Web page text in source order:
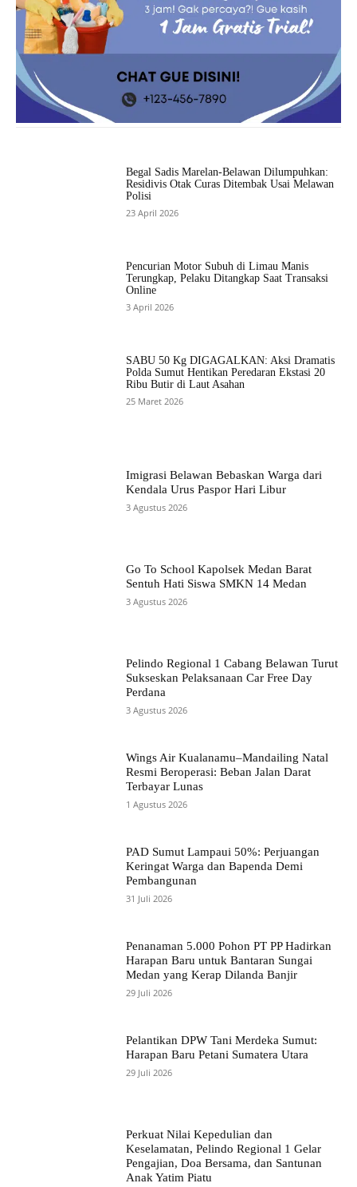
Begal Sadis Marelan-Belawan Dilumpuhkan:
Residivis Otak Curas Ditembak Usai Melawan
Polisi
23 April 2026
Pencurian Motor Subuh di Limau Manis
Terungkap, Pelaku Ditangkap Saat Transaksi
Online
3 April 2026
SABU 50 Kg DIGAGALKAN: Aksi Dramatis
Polda Sumut Hentikan Peredaran Ekstasi 20
Ribu Butir di Laut Asahan
25 Maret 2026
Imigrasi Belawan Bebaskan Warga dari
Kendala Urus Paspor Hari Libur
3 Agustus 2026
Go To School Kapolsek Medan Barat
Sentuh Hati Siswa SMKN 14 Medan
3 Agustus 2026
Pelindo Regional 1 Cabang Belawan Turut
Sukseskan Pelaksanaan Car Free Day
Perdana
3 Agustus 2026
Wings Air Kualanamu–Mandailing Natal
Resmi Beroperasi: Beban Jalan Darat
Terbayar Lunas
1 Agustus 2026
PAD Sumut Lampaui 50%: Perjuangan
Keringat Warga dan Bapenda Demi
Pembangunan
31 Juli 2026
Penanaman 5.000 Pohon PT PP Hadirkan
Harapan Baru untuk Bantaran Sungai
Medan yang Kerap Dilanda Banjir
29 Juli 2026
Pelantikan DPW Tani Merdeka Sumut:
Harapan Baru Petani Sumatera Utara
29 Juli 2026
Perkuat Nilai Kepedulian dan
Keselamatan, Pelindo Regional 1 Gelar
Pengajian, Doa Bersama, dan Santunan
Anak Yatim Piatu